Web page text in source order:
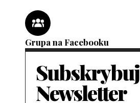
Grupa na Facebooku
Subskrybuj
Newsletter